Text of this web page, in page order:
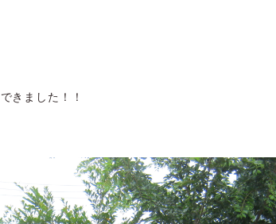
きました！！